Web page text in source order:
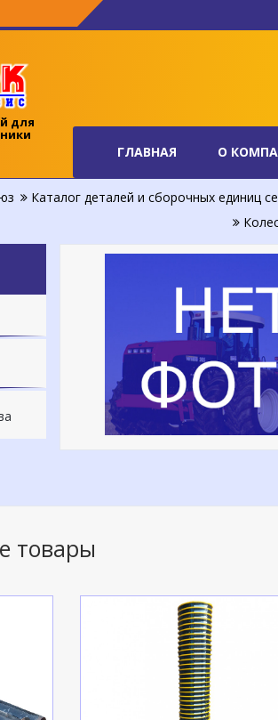
для
ГЛАВНАЯ О
Каталог деталей и сборочных единиц
товары